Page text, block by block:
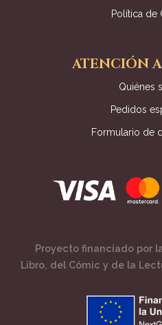
Política de
ATENCIÓN
Quiénes
Pedidos
Formulario de
Proyecto financiado por
Libro, del Cómic y de la